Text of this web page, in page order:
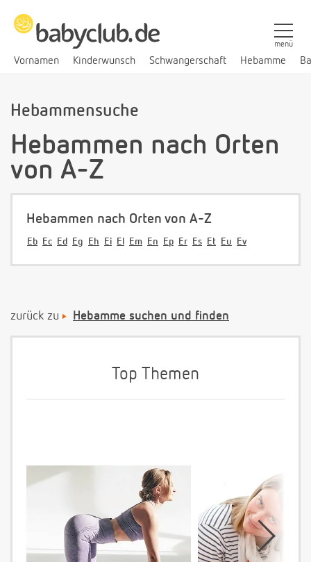
Vornamen Kinderwunsch Schwangerschaft Hebamme
menü
Hebammensuche
Hebammen nach Orten
von A-Z
Hebammen nach Orten von A-Z
Eb Ec Ed Eg Eh Ei El Em En Ep Er Es Et Eu Ev
zurück zu Hebamme suchen und finden
Top Themen